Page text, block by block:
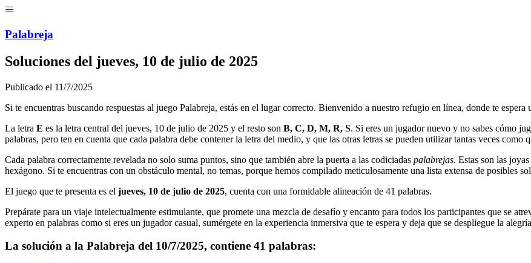
Palabreja
Soluciones del jueves, 10 de julio de 2025
Publicado el 11/7/2025
Si te encuentras buscando respuestas al juego Palabreja, estás en el lugar correcto. Bienvenido a nuestro refugio en línea, donde te
La letra E es la letra central del jueves, 10 de julio de 2025 y el resto son B, C, D, M, R, S. Si eres un jugador nuevo y no sabes cómo
palabras, pero ten en cuenta que cada palabra debe contener la letra del medio, y que las otras letras se pueden utilizar tantas veces como
Cada palabra correctamente revelada no solo suma puntos, sino que también abre la puerta a las codiciadas palabrejas. Estas son las
hexágono. Si te encuentras con un obstáculo mental, no temas, porque hemos compilado meticulosamente una lista extensa de posibles
El juego que te presenta es el jueves, 10 de julio de 2025, cuenta con una formidable alineación de 41 palabras.
Prepárate para un viaje intelectualmente estimulante, que promete una mezcla de desafío y encanto para todos los participantes que se
experto en palabras como si eres un jugador casual, sumérgete en la experiencia inmersiva que te espera y deja que se despliegue la
La solución a la Palabreja del 10/7/2025, contiene 41 palabras: